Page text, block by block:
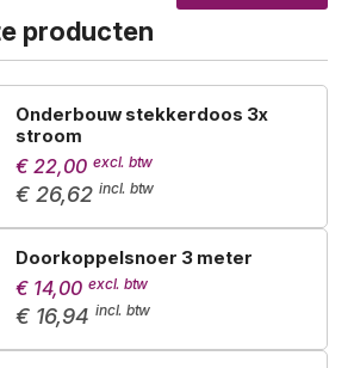
producten
Onderbouw stekkerdoos 3x
stroom
€ 22,00
€ 26,62
Doorkoppelsnoer 3 meter
€ 14,00
€ 16,94